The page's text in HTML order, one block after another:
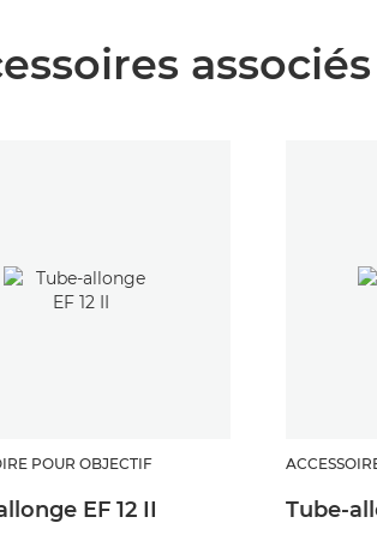
associés
POUR OBJECTIF
EF 12 II Tube-